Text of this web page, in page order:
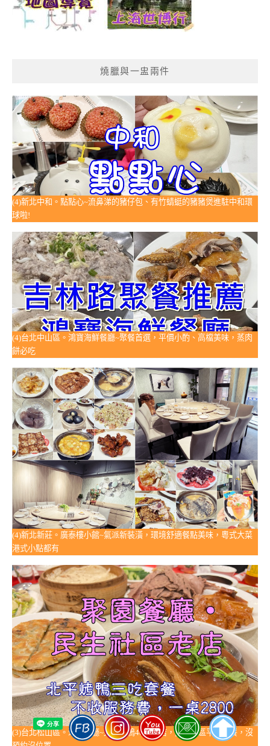
燒臘與一盅兩件
(4)新北中和。點點心~流鼻涕的豬仔包、有竹蜻蜓的豬豬煲進駐中和環
球啦!
(4)台北中山區。鴻寶海鮮餐廳~聚餐首選，平價小酌、高檔美味，蒸肉
餅必吃
(4)新北新莊。廣泰樓小館~氣派新裝潢，環境舒適餐點美味，粵式大菜
港式小點都有
(3)台北松山區。聚園餐廳~北京烤鴨40年老店，民生社區平價聚餐，沒